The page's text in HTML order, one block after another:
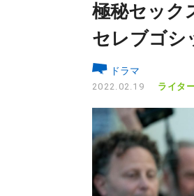
極秘セック
セレブゴシ
ドラマ
2022.02.19 ライタ